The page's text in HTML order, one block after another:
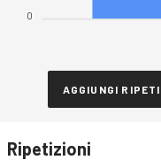
0
AGGIUNGI
Ripetizioni